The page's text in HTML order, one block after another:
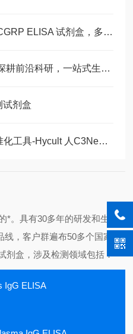
神经肽精准定量利器-人源 CGRP ELISA 试剂盒，多类型样本直接检测
法国 Bertin Technologies |深耕前沿科研，一站式生命科学解决方案
试剂盒
新品上市｜C3肾病研究标准化工具-Hycult 人C3NeF ELISA试剂盒全新发布
*。具有30多年的研发和生产
线，客户群遍布50多个国家。
剂盒，涉及检测领域包括：
IgG ELISA